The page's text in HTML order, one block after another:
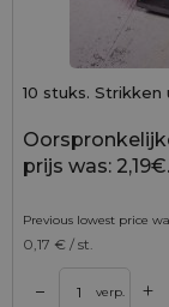
10 stuks.
prijs was: 2,19€.
Previous lowest price
0,17 € / st.
– verp. +